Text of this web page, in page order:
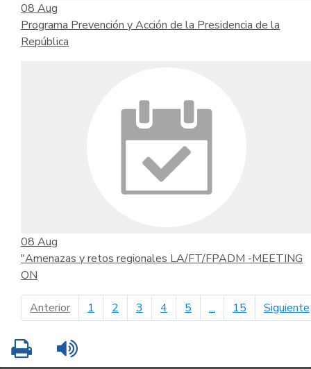
08 Aug
Programa Prevención y Acción de la Presidencia de la
República
08 Aug
"Amenazas y retos regionales LA/FT/FPADM -MEETING
ON
Anteriorpágina anterior
1 2 3 4 5 ... 15 Siguiente
Imprimir